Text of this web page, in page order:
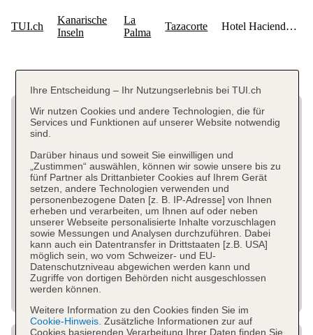
Ihre Entscheidung – Ihr Nutzungserlebnis bei TUI.ch
Wir nutzen Cookies und andere Technologien, die für
Services und Funktionen auf unserer Website notwendig
sind.
Darüber hinaus und soweit Sie einwilligen und
„Zustimmen“ auswählen, können wir sowie unsere bis zu
fünf Partner als Drittanbieter Cookies auf Ihrem Gerät
setzen, andere Technologien verwenden und
personenbezogene Daten [z. B. IP-Adresse] von Ihnen
erheben und verarbeiten, um Ihnen auf oder neben
unserer Webseite personalisierte Inhalte vorzuschlagen
sowie Messungen und Analysen durchzuführen. Dabei
kann auch ein Datentransfer in Drittstaaten [z.B. USA]
möglich sein, wo vom Schweizer- und EU-
Datenschutzniveau abgewichen werden kann und
Zugriffe von dortigen Behörden nicht ausgeschlossen
werden können.
Weitere Information zu den Cookies finden Sie im
Cookie-Hinweis. Zusätzliche Informationen zur auf
Cookies basierenden Verarbeitung Ihrer Daten finden Sie